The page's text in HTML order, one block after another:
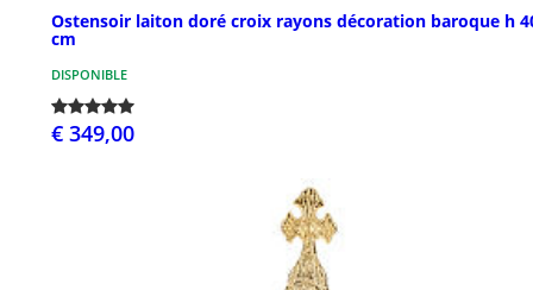
Ostensoir laiton doré croix rayons décoration baroque h
cm
DISPONIBLE
€ 349,00